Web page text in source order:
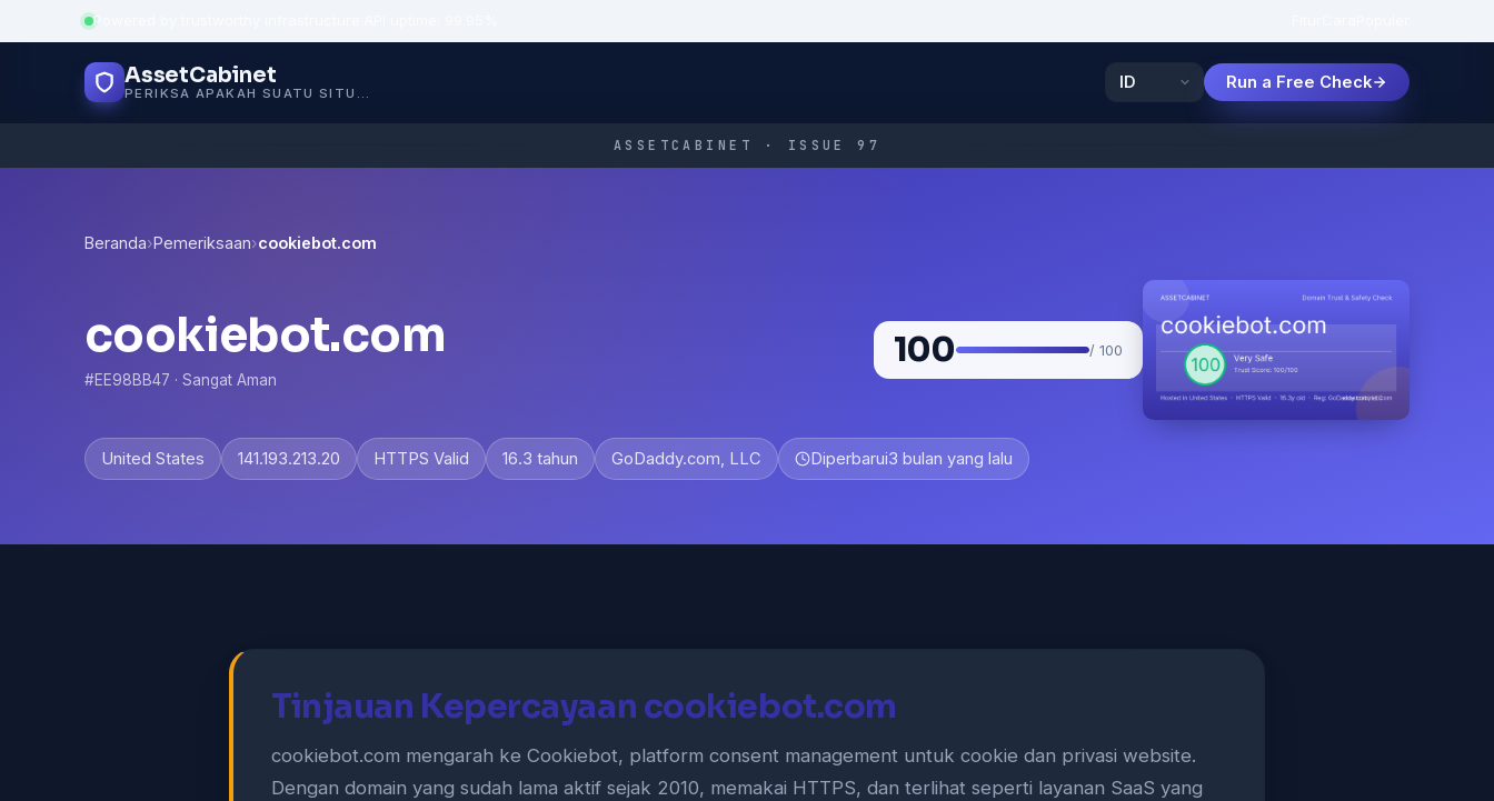
Powered by trustworthy infrastructure
AssetCabinet
PERIKSA APAKAH SUATU SITUS AMAN
Run a Free Check
ASSETCABINET · ISSUE 97
Beranda›Pemeriksaan›cookiebot.com
cookiebot.com
#EE98BB47 · Sangat Aman
100 / 100
United States 141.193.213.20 HTTPS Valid 16.3 tahun GoDaddy.com, LLC Diperbarui3 bulan yang lalu
Tinjauan Kepercayaan cookiebot.com
cookiebot.com mengarah ke Cookiebot, platform consent management untuk cookie dan privasi website.
Dengan domain yang sudah lama aktif sejak 2010, memakai HTTPS, dan terlihat seperti layanan SaaS yang